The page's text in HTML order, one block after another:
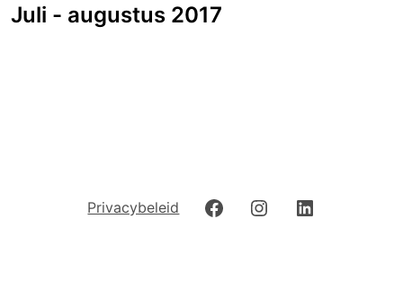
Juli - augustus 2017
Privacybeleid FacebookInstagram